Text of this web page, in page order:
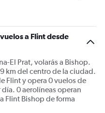
a Flint desde
El Prat, volarás a Bishop.
km del centro de la ciudad.
Flint y opera 0 vuelos de
0 aerolíneas operan
Flint Bishop de forma